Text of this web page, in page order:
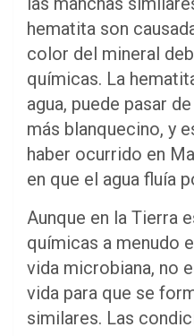
hematita son
color del mineral
químicas. La
agua, puede pasar
más blanquecino, y
haber ocurrido en
en que el agua fluía
Aunque en la Tierra
químicas a menudo
vida microbiana, no
vida para que se
similares. Las